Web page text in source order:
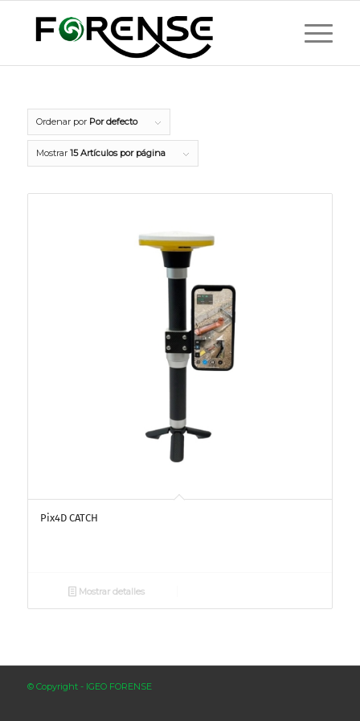
Ordenar por Por defecto
Mostrar 15 Artículos por página
Pix4D CATCH
Mostrar detalles
© Copyright - IGEO FORENSE